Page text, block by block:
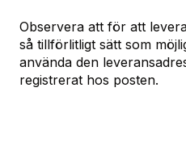
Observera att för att
så tillförlitligt sätt som
använda den
registrerat hos posten.